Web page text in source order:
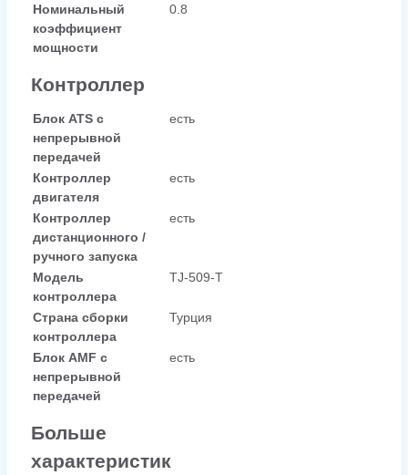
Номинальный
коэффициент
мощности
0.8
Контроллер
Блок ATS с
непрерывной
передачей
есть
Контроллер
двигателя
есть
Контроллер
дистанционного /
ручного запуска
есть
Модель
контроллера
TJ-509-T
Страна сборки
контроллера
Турция
Блок AMF с
непрерывной
передачей
есть
Больше
характеристик